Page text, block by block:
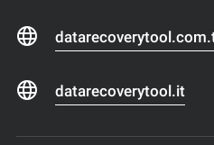
datarecoverytool.it